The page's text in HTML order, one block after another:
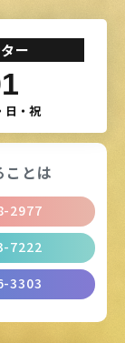
ー
日・祝
ことは
2977
7222
3303